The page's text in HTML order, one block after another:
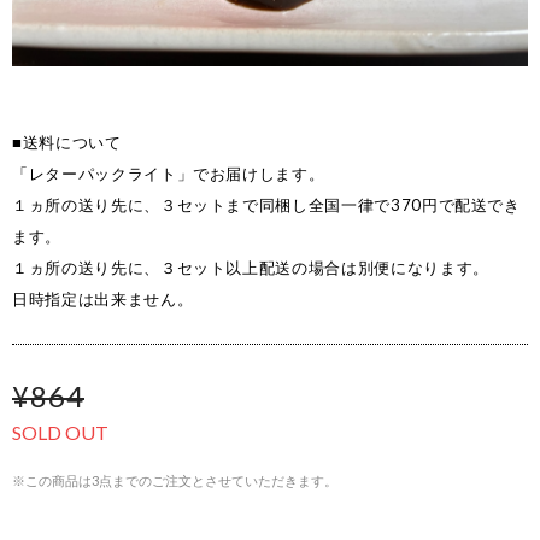
■送料について
「レターパックライト」でお届けします。
１ヵ所の送り先に、３セットまで同梱し全国一律で370円で配送でき
ます。
１ヵ所の送り先に、３セット以上配送の場合は別便になります。
日時指定は出来ません。
¥864
SOLD OUT
※この商品は3点までのご注文とさせていただきます。